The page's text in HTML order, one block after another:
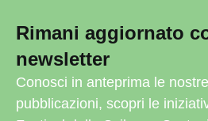
Rimani aggiornato
newsletter
Conosci in anteprima le
pubblicazioni, scopri le